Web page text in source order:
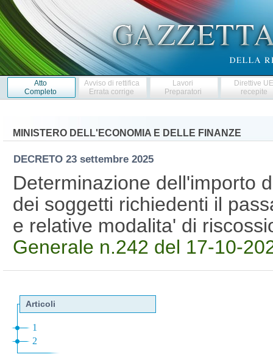
Atto
Completo
Avviso di rettifica
Errata corrige
Lavori
Preparatori
Direttive
recepite
MINISTERO DELL'ECONOMIA E DELLE FINANZE
DECRETO 23 settembre 2025
Determinazione dell'importo
dei soggetti richiedenti il
e relative modalita' di
Generale n.242 del 17-10-